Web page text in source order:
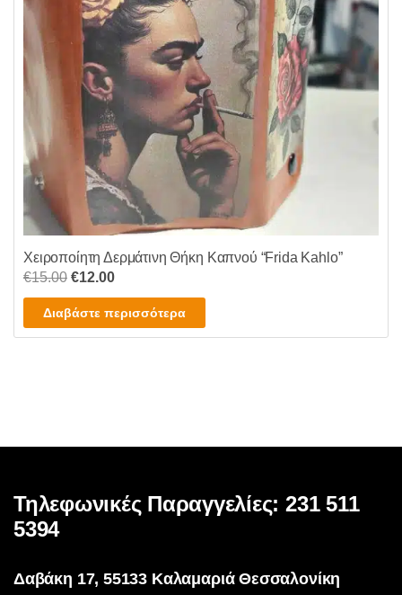
Χειροποίητη Δερμάτινη Θήκη Καπνού “Frida Kahlo”
€15.00 Original
price
was:
€15.00.
€12.00Η
τρέχουσα
τιμή
είναι:
Διαβάστε περισσότερα
Τηλεφωνικές Παραγγελίες: 231 511
5394
Δαβάκη 17, 55133 Καλαμαριά Θεσσαλονίκη